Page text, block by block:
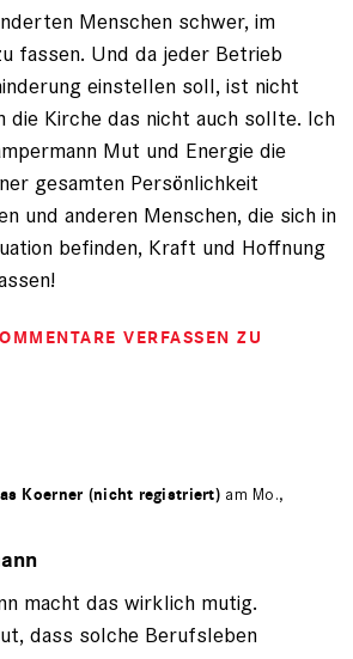
Menschen schwer, im
fassen. Und da jeder Betrieb
einstellen soll, ist nicht
die Kirche das nicht auch sollte. Ich
Mut und Energie die
gesamten Persönlichkeit
und anderen Menschen, die sich in
befinden, Kraft und Hoffnung
VERFASSEN ZU
Koerner (nicht registriert) am Mo.,
macht das wirklich mutig.
dass solche Berufsleben